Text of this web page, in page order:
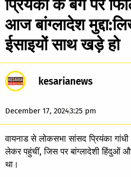
प्रियंका के बैग पर
आज बांग्लादेश
ईसाइयों साथ खड़े हो
kesarianews
December 17, 20243:25 pm
वायनाड से लोकसभा सांसद प्रियंका
लेकर पहुंचीं, जिस पर बांग्लादेशी हिंदुओं
था।